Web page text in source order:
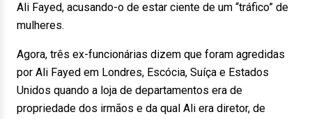
Ali Fayed, acusando-o de estar ciente de um “tráfico” de
mulheres.
Agora, três ex-funcionárias dizem que foram agredidas
por Ali Fayed em Londres, Escócia, Suíça e Estados
Unidos quando a loja de departamentos era de
propriedade dos irmãos e da qual Ali era diretor, de